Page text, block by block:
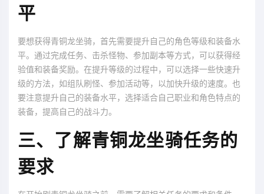
平
要想获得青铜龙坐骑，首先需要提升自己的角色等级和装备水
平。通过完成任务、击杀怪物、参加副本等方式，可以获得经
验值和装备奖励。在提升等级的过程中，可以选择一些快速升
级的方法，如组队刷怪、参加活动等，以加快升级的速度。也
要注意提升自己的装备水平，选择适合自己职业和角色特点的
装备，提高自己的战斗力。
三、了解青铜龙坐骑任务的
要求